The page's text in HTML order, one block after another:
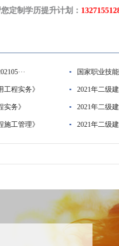
定制学历提升计划：
国家职业技
程实务》 2021年二级
务》 2021年二级
工管理》 2021年二级